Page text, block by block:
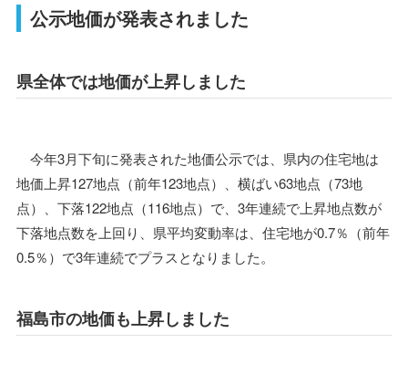
公示地価が発表されました
県全体では地価が上昇しました
今年3月下旬に発表された地価公示では、県内の住宅地は
地価上昇127地点（前年123地点）、横ばい63地点（73地
点）、下落122地点（116地点）で、3年連続で上昇地点数が
下落地点数を上回り、県平均変動率は、住宅地が0.7％（前年
0.5％）で3年連続でプラスとなりました。
福島市の地価も上昇しました